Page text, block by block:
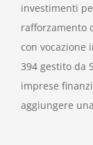
investimenti
rafforzamento
con vocazione
394 gestito da
imprese
aggiungere